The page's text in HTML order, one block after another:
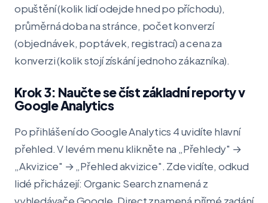
opuštění (kolik lidí odejde hned po příchodu),
průměrná doba na stránce, počet konverzí
(objednávek, poptávek, registrací) a cena za
konverzi (kolik stojí získání jednoho zákazníka).
Krok 3: Naučte se číst základní reporty v
Google Analytics
Po přihlášení do Google Analytics 4 uvidíte hlavní
přehled. V levém menu klikněte na „Přehledy" →
„Akvizice" → „Přehled akvizice". Zde vidíte, odkud
lidé přicházejí: Organic Search znamená z